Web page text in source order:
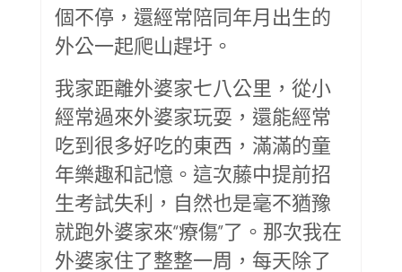
個不停，還經常陪同年月出生的
外公一起爬山趕圩。
我家距離外婆家七八公里，從小
經常過來外婆家玩耍，還能經常
吃到很多好吃的東西，滿滿的童
年樂趣和記憶。這次藤中提前招
生考試失利，自然也是毫不猶豫
就跑外婆家來“療傷”了。那次我在
外婆家住了整整一周，每天除了